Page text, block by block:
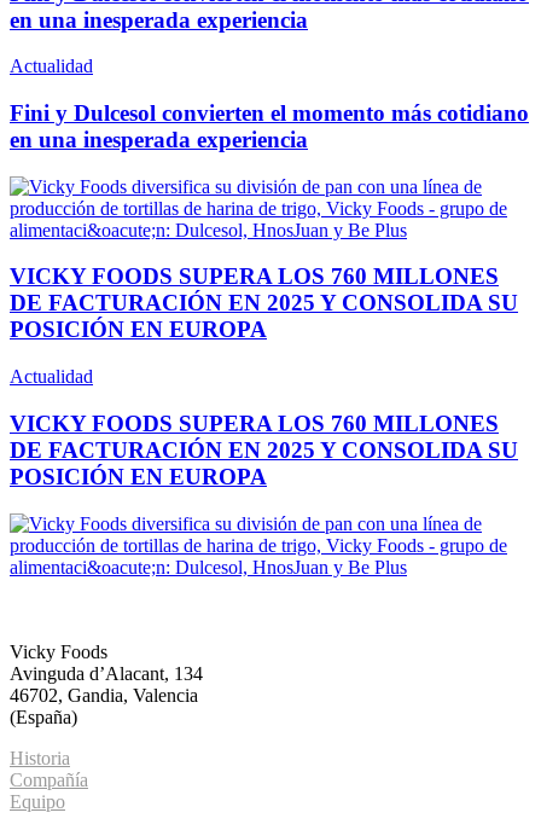
en una inesperada experiencia
Actualidad
Fini y Dulcesol convierten el momento más cotidiano
en una inesperada experiencia
VICKY FOODS SUPERA LOS 760 MILLONES
DE FACTURACIÓN EN 2025 Y CONSOLIDA SU
POSICIÓN EN EUROPA
Actualidad
VICKY FOODS SUPERA LOS 760 MILLONES
DE FACTURACIÓN EN 2025 Y CONSOLIDA SU
POSICIÓN EN EUROPA
Vicky Foods
Avinguda d’Alacant, 134
46702, Gandia, Valencia
(España)
Historia
Compañía
Equipo